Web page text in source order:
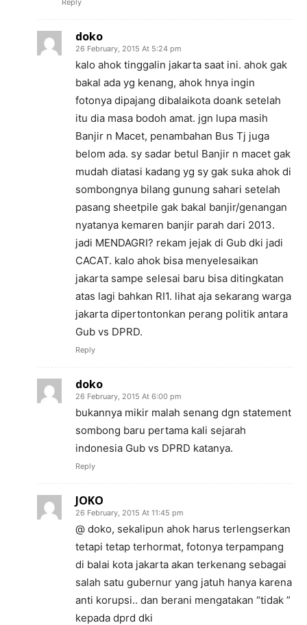
doko
26 February, 2015 At 5:24 pm
kalo ahok tinggalin jakarta saat ini. ahok gak
bakal ada yg kenang, ahok hnya ingin
fotonya dipajang dibalaikota doank setelah
itu dia masa bodoh amat. jgn lupa masih
Banjir n Macet, penambahan Bus Tj juga
belom ada. sy sadar betul Banjir n macet gak
mudah diatasi kadang yg sy gak suka ahok di
sombongnya bilang gunung sahari setelah
pasang sheetpile gak bakal banjir/genangan
nyatanya kemaren banjir parah dari 2013.
jadi MENDAGRI? rekam jejak di Gub dki jadi
CACAT. kalo ahok bisa menyelesaikan
jakarta sampe selesai baru bisa ditingkatan
atas lagi bahkan RI1. lihat aja sekarang warga
jakarta dipertontonkan perang politik antara
Gub vs DPRD.
Reply
doko
26 February, 2015 At 6:00 pm
bukannya mikir malah senang dgn statement
sombong baru pertama kali sejarah
indonesia Gub vs DPRD katanya.
Reply
JOKO
26 February, 2015 At 11:45 pm
@ doko, sekalipun ahok harus terlengserkan
tetapi tetap terhormat, fotonya terpampang
di balai kota jakarta akan terkenang sebagai
salah satu gubernur yang jatuh hanya karena
anti korupsi.. dan berani mengatakan “tidak ”
kepada dprd dki